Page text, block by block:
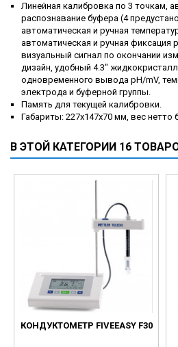
Линейная калибровка по 3 точкам,
распознавание буфера (4
автоматическая и ручная
автоматическая и ручная фиксация
визуальный сигнал по окончании
дизайн, удобный 4.3"
одновременного вывода pH/mV,
электрода и буферной группы.
Память для текущей калибровки.
Габариты: 227х147х70 мм, вес нетто
В ЭТОЙ КАТЕГОРИИ 16
КОНДУКТОМЕТР FIVEEASY F30